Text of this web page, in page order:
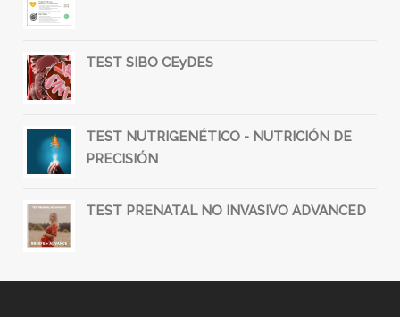
TEST SIBO CEyDES
TEST NUTRIGENÉTICO - NUTRICIÓN DE
PRECISIÓN
TEST PRENATAL NO INVASIVO ADVANCED